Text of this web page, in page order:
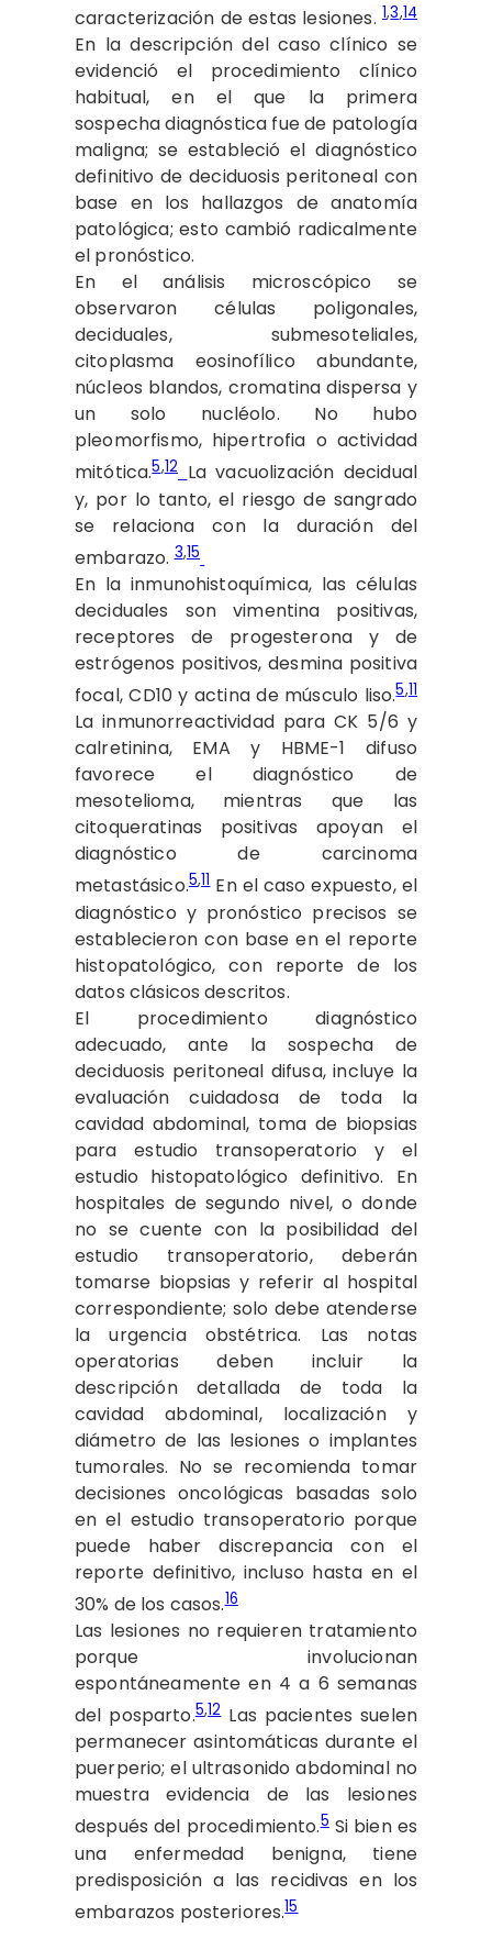
caracterización de estas lesiones. 1,3,14
En la descripción del caso clínico se
evidenció el procedimiento clínico
habitual, en el que la primera
sospecha diagnóstica fue de patología
maligna; se estableció el diagnóstico
definitivo de deciduosis peritoneal con
base en los hallazgos de anatomía
patológica; esto cambió radicalmente
el pronóstico.
En el análisis microscópico se
observaron células poligonales,
deciduales, submesoteliales,
citoplasma eosinofílico abundante,
núcleos blandos, cromatina dispersa y
un solo nucléolo. No hubo
pleomorfismo, hipertrofia o actividad
mitótica.5,12 La vacuolización decidual
y, por lo tanto, el riesgo de sangrado
se relaciona con la duración del
embarazo.3,15
En la inmunohistoquímica, las células
deciduales son vimentina positivas,
receptores de progesterona y de
estrógenos positivos, desmina positiva
focal, CD10 y actina de músculo liso.5,11
La inmunorreactividad para CK 5/6 y
calretinina, EMA y HBME-1 difuso
favorece el diagnóstico de
mesotelioma, mientras que las
citoqueratinas positivas apoyan el
diagnóstico de carcinoma
metastásico.5,11 En el caso expuesto, el
diagnóstico y pronóstico precisos se
establecieron con base en el reporte
histopatológico, con reporte de los
datos clásicos descritos.
El procedimiento diagnóstico
adecuado, ante la sospecha de
deciduosis peritoneal difusa, incluye la
evaluación cuidadosa de toda la
cavidad abdominal, toma de biopsias
para estudio transoperatorio y el
estudio histopatológico definitivo. En
hospitales de segundo nivel, o donde
no se cuente con la posibilidad del
estudio transoperatorio, deberán
tomarse biopsias y referir al hospital
correspondiente; solo debe atenderse
la urgencia obstétrica. Las notas
operatorias deben incluir la
descripción detallada de toda la
cavidad abdominal, localización y
diámetro de las lesiones o implantes
tumorales. No se recomienda tomar
decisiones oncológicas basadas solo
en el estudio transoperatorio porque
puede haber discrepancia con el
reporte definitivo, incluso hasta en el
30% de los casos.16
Las lesiones no requieren tratamiento
porque involucionan
espontáneamente en 4 a 6 semanas
del posparto.5,12Las pacientes suelen
permanecer asintomáticas durante el
puerperio; el ultrasonido abdominal no
muestra evidencia de las lesiones
después del procedimiento.5Si bien es
una enfermedad benigna, tiene
predisposición a las recidivas en los
embarazos posteriores.15